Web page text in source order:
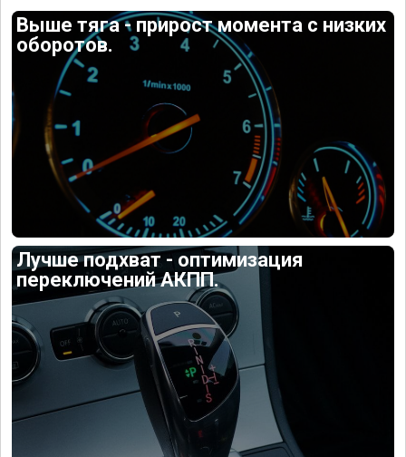
Выше тяга - прирост момента с низких
оборотов.
Лучше подхват - оптимизация
переключений АКПП.